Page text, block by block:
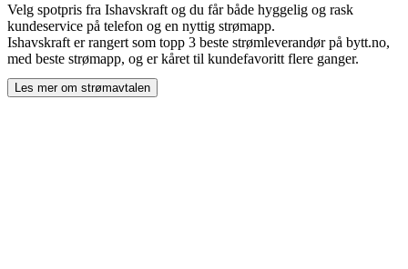
Velg spotpris fra Ishavskraft og du får både hyggelig og rask
kundeservice på telefon og en nyttig strømapp.
Ishavskraft er rangert som topp 3 beste strømleverandør på bytt.no,
med beste strømapp, og er kåret til kundefavoritt flere ganger.
Les mer om strømavtalen
ved å åpneEn trygg og god strømavtale